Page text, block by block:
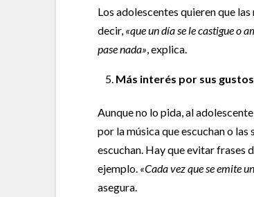
Los adolescentes quieren que
decir, «que un día se le castigue o
pase nada», explica.
Más interés por sus
Aunque no lo pida, al
por la música que escuchan o
escuchan. Hay que evitar frases
ejemplo. «Cada vez que se emite
asegura.